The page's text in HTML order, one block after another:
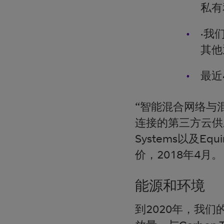
私
·我
其
最
“智能混合网络与
连接的第三方云
Systems以及
价，2018年4月。
能源和环境
到2020年，我们